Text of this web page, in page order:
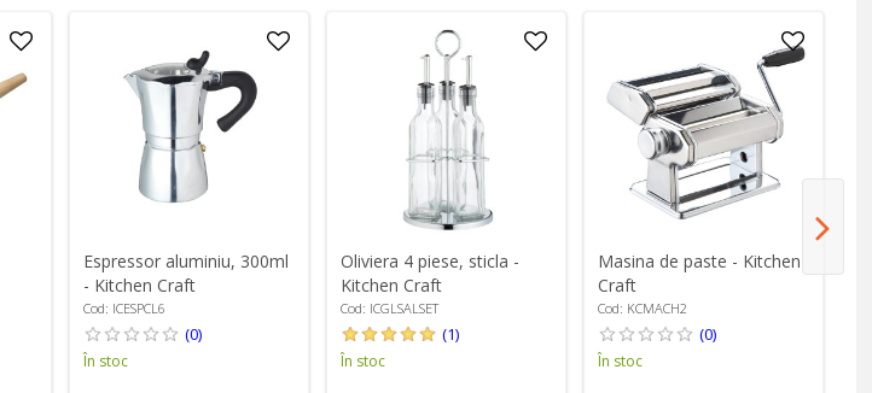
Espressor aluminiu, 300ml
- Kitchen Craft
Cod: ICESPCL6
(0)
În stoc
Oliviera 4 piese, sticla -
Kitchen Craft
Cod: ICGLSALSET
(1)
În stoc
Masina de paste - Kitchen
Craft
Cod: KCMACH2
(0)
În stoc